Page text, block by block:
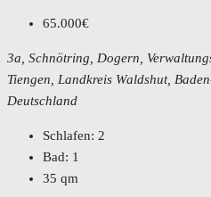
65.000€
3a, Schnötring, Dogern,
Tiengen, Landkreis Waldshut,
Deutschland
Schlafen: 2
Bad: 1
35 qm